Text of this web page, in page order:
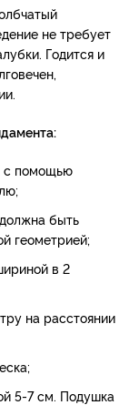
не требует
Годится и
с помощью
быть
геометрией;
в 2
на расстоянии
5-7 см. Подушка